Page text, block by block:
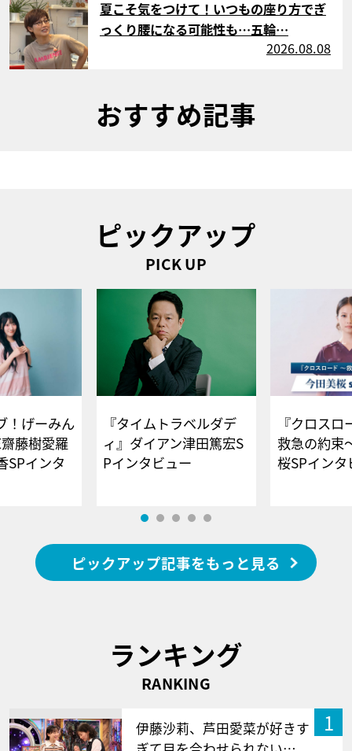
夏こそ気をつけて！いつもの座り方でぎ
っくり腰になる可能性も…五輪…
2026.08.08
おすすめ記事
ピックアップ
PICK UP
！げーみん
藤樹愛羅
SPインタ
『タイムトラベルダデ
ィ』ダイアン津田篤宏S
Pインタビュー
『クロス
救急の約束
桜SPイ
ピックアップ記事をもっと見る
ランキング
RANKING
1
伊藤沙莉、芦田愛菜が好きす